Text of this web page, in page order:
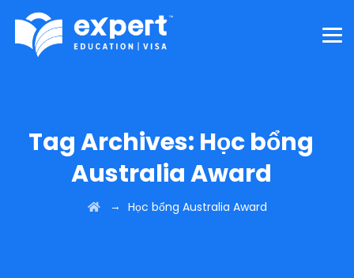
Tag Archives: Học bổng
Australia Award
→ Học bổng Australia Award